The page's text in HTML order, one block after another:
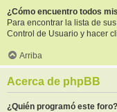
¿Cómo encuentro todos
Para encontrar la lista de
Control de Usuario y hacer
Arriba
Acerca de phpBB
¿Quién programó este foro?